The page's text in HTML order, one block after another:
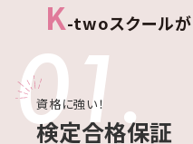
K-twoスクールが
01.
資格に強い！
検定合格保証